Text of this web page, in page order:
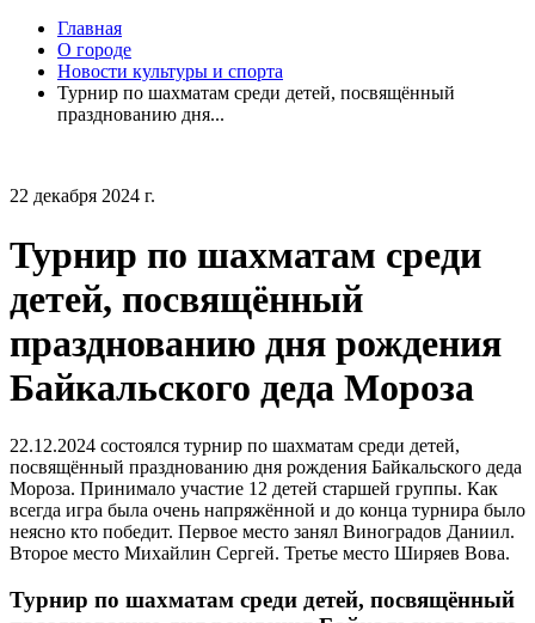
Главная
О городе
Новости культуры и спорта
Турнир по шахматам среди детей, посвящённый
празднованию дня...
22 декабря 2024 г.
Турнир по шахматам среди
детей, посвящённый
празднованию дня рождения
Байкальского деда Мороза
22.12.2024 состоялся турнир по шахматам среди детей,
посвящённый празднованию дня рождения Байкальского деда
Мороза. Принимало участие 12 детей старшей группы. Как
всегда игра была очень напряжённой и до конца турнира было
неясно кто победит. Первое место занял Виноградов Даниил.
Второе место Михайлин Сергей. Третье место Ширяев Вова.
Турнир по шахматам среди детей, посвящённый